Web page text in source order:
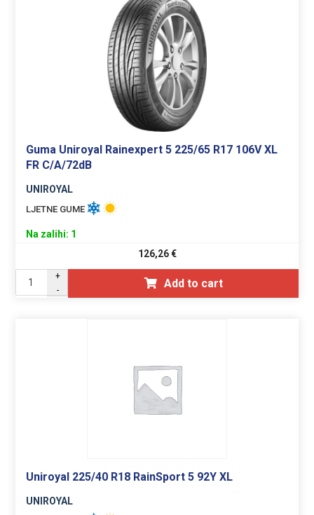
Guma Uniroyal Rainexpert 5 225/65 R17 106V XL
FR C/A/72dB
UNIROYAL
LJETNE GUME
Na zalihi: 1
126,26€
+
-
Add to cart
Uniroyal 225/40 R18 RainSport 5 92Y XL
UNIROYAL